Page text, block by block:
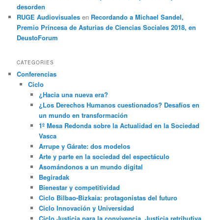
desorden
RUGE Audiovisuales en Recordando a Michael Sandel,
Premio Princesa de Asturias de Ciencias Sociales 2018, en
DeustoForum
CATEGORIES
Conferencias
Ciclo
¿Hacia una nueva era?
¿Los Derechos Humanos cuestionados? Desafíos en
un mundo en transformación
1º Mesa Redonda sobre la Actualidad en la Sociedad
Vasca
Arrupe y Gárate: dos modelos
Arte y parte en la sociedad del espectáculo
Asomándonos a un mundo digital
Begiradak
Bienestar y competitividad
Ciclo Bilbao-Bizkaia: protagonistas del futuro
Ciclo Innovación y Universidad